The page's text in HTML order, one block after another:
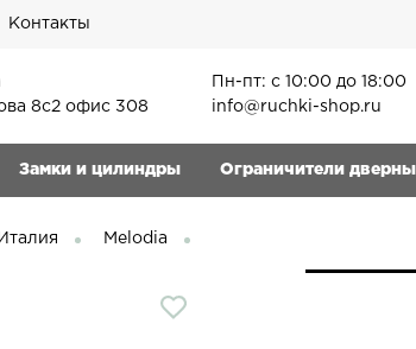
Контакты
8с2 офис 308
Пн-пт: с 10:00 до 18:00
info@ruchki-shop.ru
Замки и цилиндры Ограничители
Италия Melodia